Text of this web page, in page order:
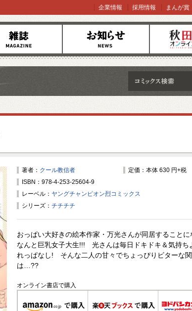
お知らせ オンラインシ
企業情報 採用情報 まんが賞
著者： クール教信者
定価：本体 630 円+税
ISBN：978-4-253-25604-9
レーベル： ヤングチャンピオン烈コミックス
シリーズ： チチチチ
おっぱい大好きの絵本作家・万光さんが同居することに
なんと巨乳女子大生!!! 光さんは毎日ドキドキ＆気持ち
れっぱなし! そんな二人の甘々でちょっぴりビターな
は…??
オンライン書店で購入